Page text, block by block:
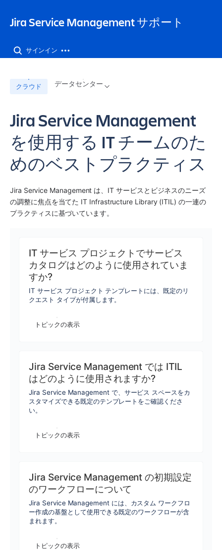
Jira Service Management サポート
サインイン
クラウド データセンター
Jira Service Management
を使用する IT チームのた
めのベストプラクティス
Jira Service Management は、IT サービスとビジネスのニーズ
の調整に焦点を当てた IT Infrastructure Library (ITIL) の一連の
プラクティスに基づいています。
IT サービス プロジェクトでサービス
カタログはどのように使用されていま
すか?
IT サービス プロジェクト テンプレートには、既定のリ
クエスト タイプが付属します。
トピックの表示
Jira Service Management では ITIL
はどのように使用されますか?
Jira Service Management で、サービス スペースをカ
スタマイズできる既定のテンプレートをご確認くださ
い。
トピックの表示
Jira Service Management の初期設定
のワークフローについて
Jira Service Management には、カスタム ワークフロ
ー作成の基盤として使用できる既定のワークフローが含
まれます。
トピックの表示